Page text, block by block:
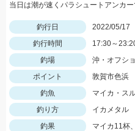
釣行日
2022/05/17
釣行時間
17:30～
釣場
沖・オフシ
ポイント
敦賀市色浜
釣魚
マイカ・ス
釣り方
イカメタル
釣果
マイカ11杯